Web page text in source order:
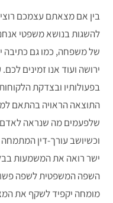
בין אם מצאתם עצמכם
להשגות בנושא משפטי
של משפחה, כמו גם כתיבה
ירושה ועוד אנו זמינים
בפעולותיו ובצדקת
התוצאה הראויה בהתאם
שלפעמים מה שנראה לאדם
וכשיושב עורך-דין
ישר רואה את המשמעות
השפה המשפטית לשפה
מומחה יקפיד לשקף את